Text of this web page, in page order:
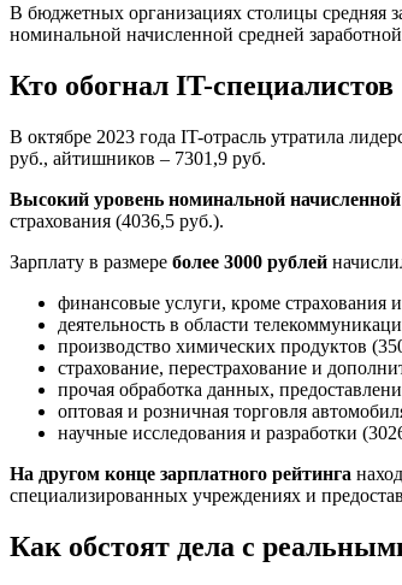
В бюджетных организациях столицы средняя
номинальной начисленной средней
Кто обогнал IT-специалистов
В октябре 2023 года IT-отрасль утратила
руб., айтишников – 7301,9 руб.
Высокий уровень номинальной
страхования (4036,5 руб.).
Зарплату в размере более 3000 рублей
финансовые услуги, кроме страхования
деятельность в области
производство химических продуктов
страхование, перестрахование и
прочая обработка данных,
оптовая и розничная торговля
научные исследования и разработки
На другом конце зарплатного рейтинга
специализированных учреждениях и
Как обстоят дела с